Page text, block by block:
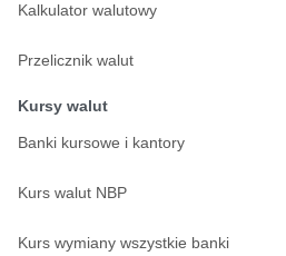
Kalkulator walutowy
Przelicznik walut
Kursy walut
Banki kursowe i kantory
Kurs walut NBP
Kurs wymiany wszystkie banki